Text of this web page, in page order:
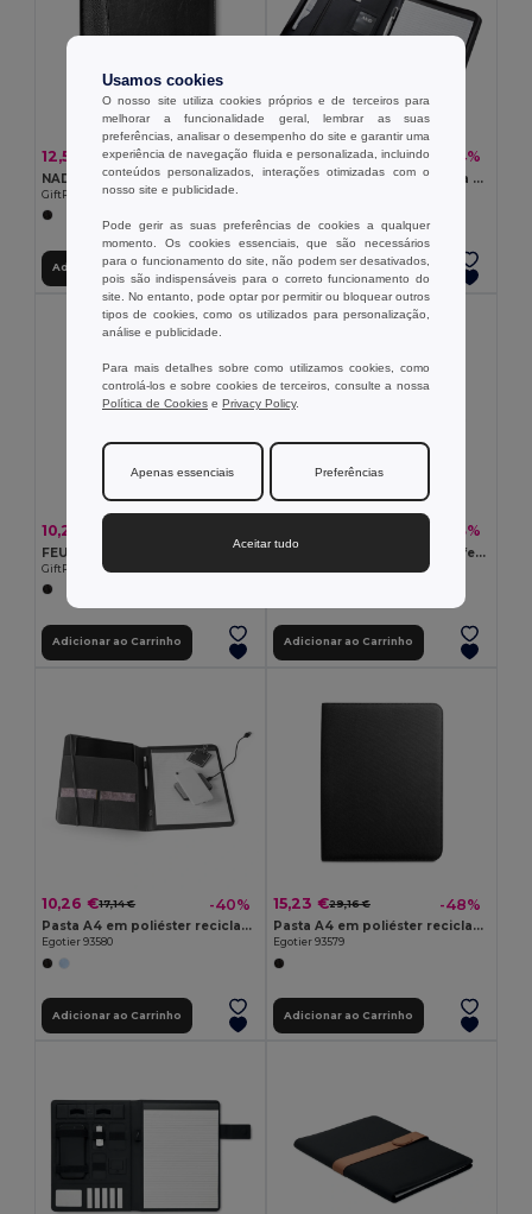
12,56 € 21,15 € -41%
NADIA Pasta em imitação de pele
GiftRetail KC8063
Adicionar ao Carrinho
11,56 €20,60 € -44%
Pasta A4 em PU e microfibra com bloco de páginas pautadas
Adicionar ao Carrinho
10,26 €
FEUX Pasta de conferência A5 RPET
GiftRetail MO2360
Adicionar ao Carrinho
-43%
NOVA Porta documentos esferográfica
Adicionar ao Carrinho
10,26 €17,14 € -40%
Pasta A4 em poliéster reciclado (100% rPET) 300D com elástico para fecho
Egotier 93580
Adicionar ao Carrinho
15,23 €29,16 € -48%
Pasta A4 em poliéster reciclado (100% rPET) 300D com fecho
Egotier 93579
Adicionar ao Carrinho
Usamos cookies
O nosso site utiliza cookies próprios e de terceiros para
melhorar a funcionalidade geral, lembrar as suas
preferências, analisar o desempenho do site e garantir uma
experiência de navegação fluida e personalizada, incluindo
conteúdos personalizados, interações otimizadas com o
nosso site e publicidade.
Pode gerir as suas preferências de cookies a qualquer
momento. Os cookies essenciais, que são necessários
para o funcionamento do site, não podem ser desativados,
pois são indispensáveis para o correto funcionamento do
site. No entanto, pode optar por permitir ou bloquear outros
tipos de cookies, como os utilizados para personalização,
análise e publicidade.
Para mais detalhes sobre como utilizamos cookies, como
controlá-los e sobre cookies de terceiros, consulte a nossa
Política de Cookies e Privacy Policy.
Apenas essenciais Preferências
Aceitar tudo